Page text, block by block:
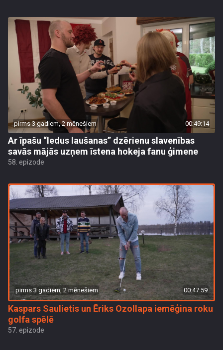
pirms 3 gadiem, 2 mēnešiem 00:49:14
Ar īpašu “ledus laušanas” dzērienu slavenības
savās mājās uzņem īstena hokeja fanu ģimene
58. epizode
pirms 3 gadiem, 2 mēnešiem 00:47:59
Kaspars Saulietis un Ēriks Ozollapa iemēģina roku
golfa spēlē
57. epizode